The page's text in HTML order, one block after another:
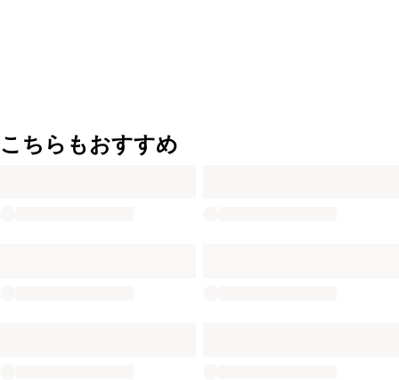
こちらもおすすめ